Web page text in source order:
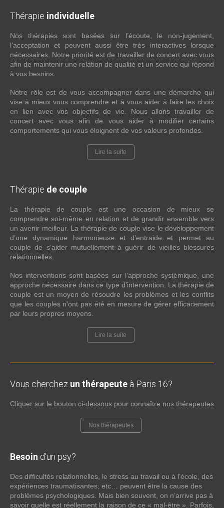
Thérapie individuelle
Nos thérapies sont basées sur l’écoute, le non-jugement,
l’acceptation et peuvent aussi être très interactives lorsque
nécessaires. Notre priorité est de travailler de concert avec vous
afin de maintenir une relation de qualité et un service qui répond
à vos besoins.
Notre rôle est de vous accompagner dans une démarche qui
vise à mieux vous comprendre et à vous aider à faire les choix
en lien avec vos objectifs de vie. Nous allons travailler de
concert avec vous afin de vous aider à modifier certains
comportements qui vous éloignent de vos valeurs profondes.
Lire la suite
Thérapie de couple
La thérapie de couple est une occasion de mieux se
comprendre soi-même en relation et de grandir ensemble vers
un avenir meilleur. La thérapie de couple vise le développement
d’une dynamique harmonieuse et d’entraide et permet au
couple de s’aider mutuellement à guérir de vieilles blessures
relationnelles.
Nos interventions sont basées sur l’approche systémique, une
approche nécessaire dans ce type d’intervention. La thérapie de
couple est un moyen de résoudre les problèmes et les conflits
que les couples n'ont pas été en mesure de gérer efficacement
par leurs propres moyens.
Lire la suite
Vous cherchez un thérapeute à Paris 16?
Cliquer sur le bouton ci-dessous pour connaître nos thérapeutes
Nos thérapeutes
Besoin d’un psy?
Des difficultés relationnelles, le stress au travail ou à l’école, des
expériences traumatisantes, etc… peuvent être la cause des
problèmes psychologiques. Mais bien souvent, on n’arrive pas à
savoir quelle est réellement la raison de ce « mal-être ». Parfois,